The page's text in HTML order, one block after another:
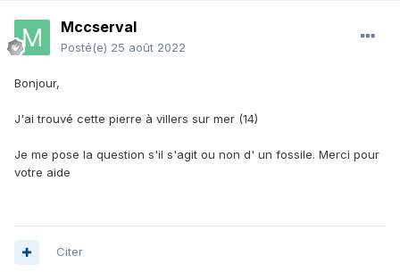
Mccserval
Posté(e) 25 août 2022
Bonjour,
J'ai trouvé cette pierre à villers sur mer (14)
Je me pose la question s'il s'agit ou non d' un fossile. Merci pour
votre aide
Citer